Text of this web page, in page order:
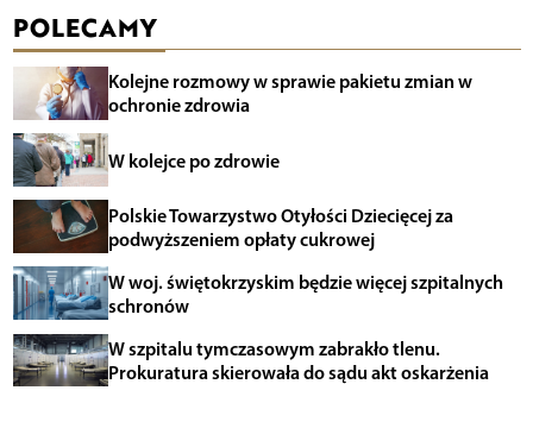
POLECAMY
Kolejne rozmowy w sprawie pakietu zmian w
ochronie zdrowia
W kolejce po zdrowie
Polskie Towarzystwo Otyłości Dziecięcej za
podwyższeniem opłaty cukrowej
W woj. świętokrzyskim będzie więcej szpitalnych
schronów
W szpitalu tymczasowym zabrakło tlenu.
Prokuratura skierowała do sądu akt oskarżenia